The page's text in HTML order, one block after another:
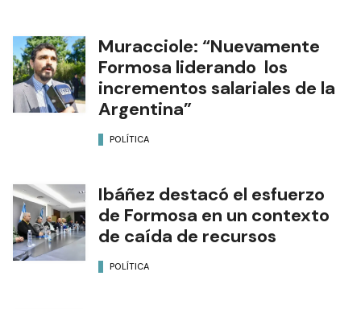
Muracciole: “Nuevamente
Formosa liderando los
incrementos salariales de la
Argentina”
POLÍTICA
Ibáñez destacó el esfuerzo
de Formosa en un contexto
de caída de recursos
POLÍTICA